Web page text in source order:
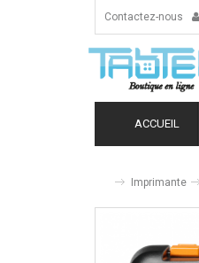
Contactez-nous
ACCUEIL
Imprimante